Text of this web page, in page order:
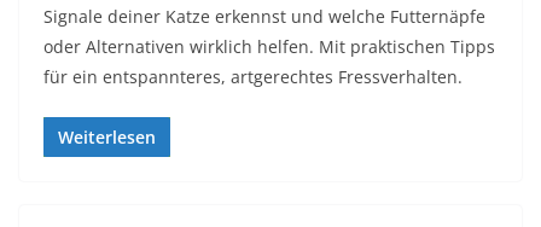
Signale deiner Katze erkennst und welche Futternäpfe
oder Alternativen wirklich helfen. Mit praktischen Tipps
für ein entspannteres, artgerechtes Fressverhalten.
Weiterlesen